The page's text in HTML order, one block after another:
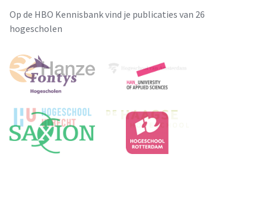
Op de HBO Kennisbank vind je publicaties van 26
hogescholen